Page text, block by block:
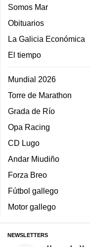
Somos Mar
Obituarios
La Galicia Económica
El tiempo
Mundial 2026
Torre de Marathon
Grada de Río
Opa Racing
CD Lugo
Andar Miudiño
Forza Breo
Fútbol gallego
Motor gallego
NEWSLETTERS